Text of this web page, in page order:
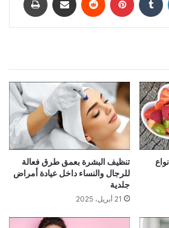
المفيدة للبشرة، 5 أنواع
تنظيف البشرة بعمق طرق فعالة
للرجال والنساء داخل عيادة أمراض
جلدية
21 أبريل، 2025